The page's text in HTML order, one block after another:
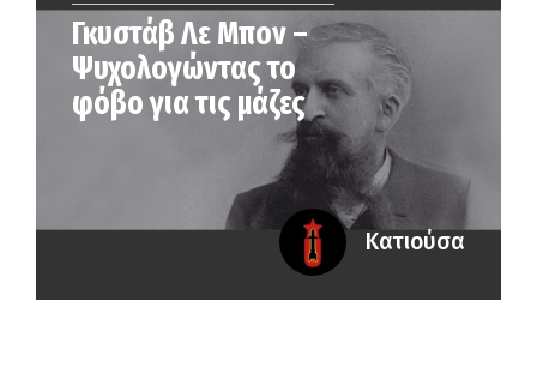
Γκυστάβ Λε Μπον –
Ψυχολογώντας το
φόβο για τις μάζες
Κατιούσα